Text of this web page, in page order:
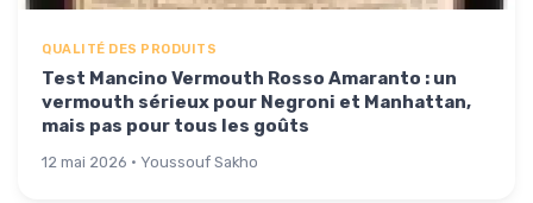
QUALITÉ DES PRODUITS
Test Mancino Vermouth Rosso Amaranto : un
vermouth sérieux pour Negroni et Manhattan,
mais pas pour tous les goûts
12 mai 2026 · Youssouf Sakho